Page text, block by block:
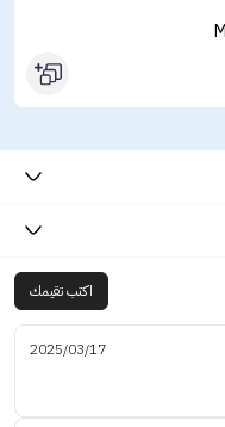
اكتب تقيمك
2025/03/17